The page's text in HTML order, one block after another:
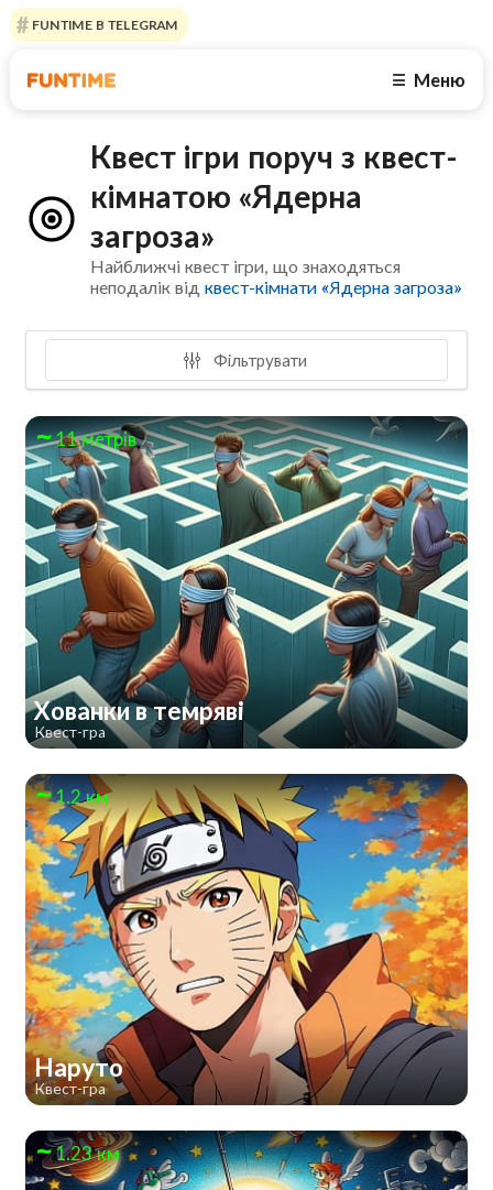
FUNTIME В TELEGRAM
☰ Меню
Квест ігри поруч з квест-
кімнатою «Ядерна
загроза»
Найближчі квест ігри, що знаходяться
неподалік відквест-кімнати «Ядерна загроза»
Фільтрувати
11 метрів
Хованки в темряві
Квест-гра
1.2 км
Наруто
Квест-гра
1.23 км